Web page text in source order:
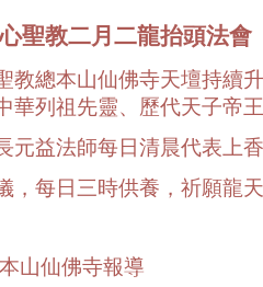
聖教二月二龍抬頭法會
教總本山仙佛寺天壇持續
華列祖先靈、歷代天子帝
元益法師每日清晨代表上
，每日三時供養，祈願龍
山仙佛寺報導